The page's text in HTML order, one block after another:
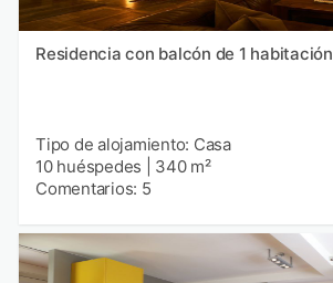
Residencia con balcón de 1 habitación
Tipo de alojamiento: Casa
10 huéspedes
340 m²
Comentarios: 5